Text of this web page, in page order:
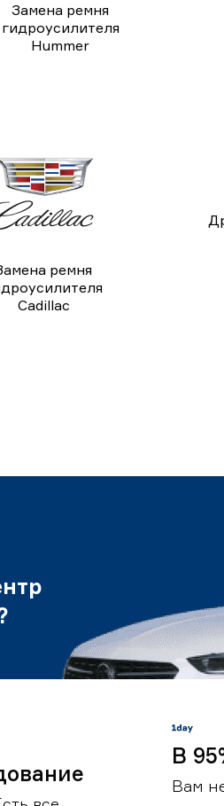
Замена ремня
гидроусилителя
Hummer
ремня
Cadillac
В
Вам